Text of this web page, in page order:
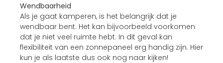
Wendbaarheid
Als je gaat kamperen, is het belangrijk dat je
wendbaar bent. Het kan bijvoorbeeld voorkomen
dat je niet veel ruimte hebt. In dit geval kan
flexibiliteit van een zonnepaneel erg handig zijn. Hier
kun je als laatste dus ook nog naar kijken!